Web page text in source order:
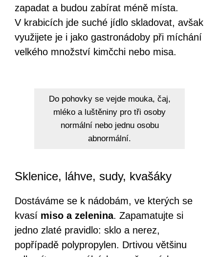
zapadat a budou zabírat méně místa.
V krabicích jde suché jídlo skladovat, avšak
využijete je i jako gastronádoby při míchání
velkého množství kimčchi nebo misa.
Do pohovky se vejde mouka, čaj,
mléko a luštěniny pro tři osoby
normální nebo jednu osobu
abnormální.
Sklenice, láhve, sudy, kvašáky
Dostáváme se k nádobám, ve kterých se
kvasí miso a zelenina. Zapamatujte si
jedno zlaté pravidlo: sklo a nerez,
popřípadě polypropylen. Drtivou většinu